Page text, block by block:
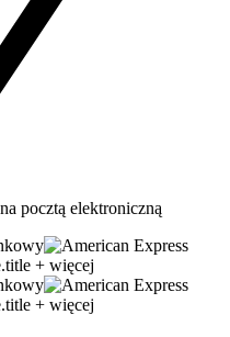
pocztą elektroniczną
+ więcej
+ więcej